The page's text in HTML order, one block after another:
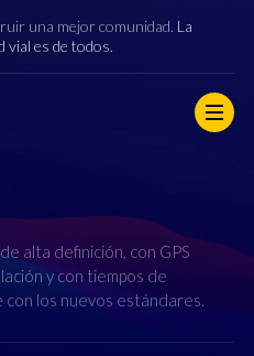
una mejor comunidad. La
vial es de todos.
alta definición, con GPS
y con tiempos de
con los nuevos estándares.